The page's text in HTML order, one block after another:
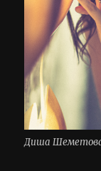
Диша